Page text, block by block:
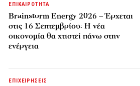
ΕΠΙΚΑΙΡΟΤΗΤΑ
Brainstorm Energy 2026 – Έρχεται
στις 16 Σεπτεμβρίου: Η νέα
οικονομία θα χτιστεί πάνω στην
ενέργεια
ΕΠΙΧΕΙΡΗΣΕΙΣ